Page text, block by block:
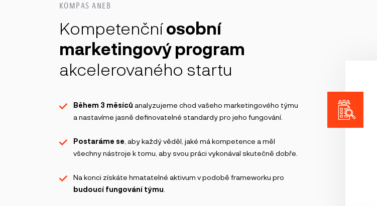
KOMPAS ANEB
Kompetenčníosobní
marketingový program
akcelerovaného startu
Během 3 měsíců analyzujeme chod vašeho marketingového týmu
a nastavíme jasně definovatelné standardy pro jeho fungování.
Postaráme se , aby každý věděl, jaké má kompetence a měl
všechny nástroje k tomu, aby svou práci vykonával skutečně dobře.
Na konci získáte hmatatelné aktivum v podobě frameworku pro
budoucí fungování týmu